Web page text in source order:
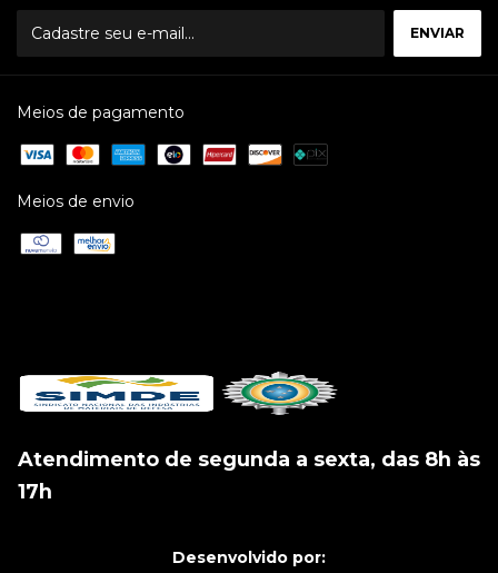
Meios de pagamento
Meios de envio
Atendimento de segunda a sexta, das 8h às
17h
Desenvolvido por: